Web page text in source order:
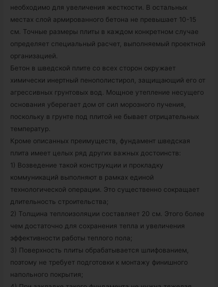
необходимо для увеличения жесткости. В остальных
местах слой армированного бетона не превышает 10-15
см. Точные размеры плиты в каждом конкретном случае
определяет специальный расчет, выполняемый проектной
организацией.
Бетон в шведской плите со всех сторон окружает
химически инертный пенополистирол, защищающий его от
агрессивных грунтовых вод. Мощное утепление несущего
основания уберегает дом от сил морозного пучения,
поскольку в грунте под плитой не бывает отрицательных
температур.
Кроме описанных преимуществ, фундамент шведская
плита имеет целых ряд других важных достоинств:
1) Возведение такой конструкции и прокладку
коммуникаций выполняют в рамках единой
технологической операции. Это существенно сокращает
длительность строительства;
2) Толщина теплоизоляции составляет 20 см. Этого более
чем достаточно для сохранения тепла и увеличения
эффективности работы теплого пола;
3) Поверхность плиты обрабатывается шлифованием,
поэтому не требует подготовки к монтажу финишного
напольного покрытия;